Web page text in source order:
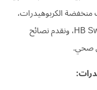
الكربوهيدرات،
ونلقي نظرة على منتجات مميزة من HB Sweets، ونقدم نصائح
صحي.